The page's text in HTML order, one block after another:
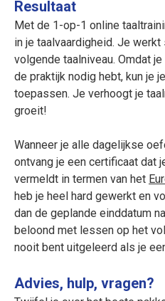
Resultaat
Met de 1-op-1 online
in je taalvaardigheid. Je
volgende taalniveau. Omdat
de praktijk nodig hebt, kun je
toepassen. Je verhoogt je
groeit!
Wanneer je alle dagelijkse
ontvang je een certificaat dat
vermeldt in termen van het
heb je heel hard gewerkt en
dan de geplande einddatum
beloond met lessen op het
nooit bent uitgeleerd als je
Advies, hulp, vragen?